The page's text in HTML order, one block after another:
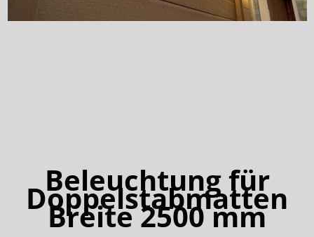
Beleuchtung für
Doppelstabmatten
Breite 2500 mm